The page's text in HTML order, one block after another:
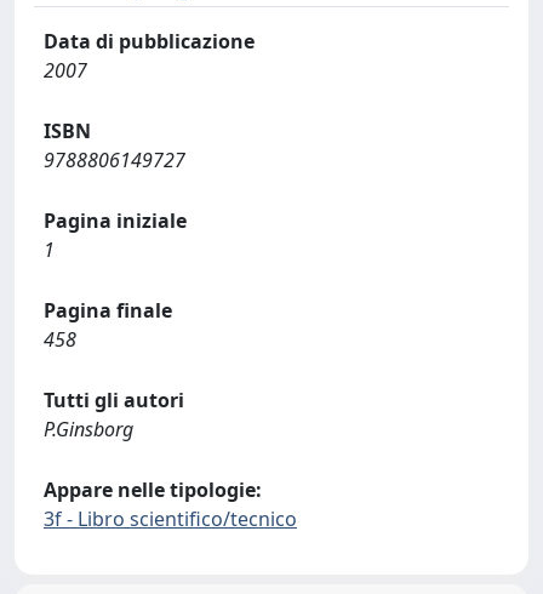
Data di pubblicazione
2007
ISBN
9788806149727
Pagina iniziale
1
Pagina finale
458
Tutti gli autori
P.Ginsborg
Appare nelle tipologie:
3f - Libro scientifico/tecnico